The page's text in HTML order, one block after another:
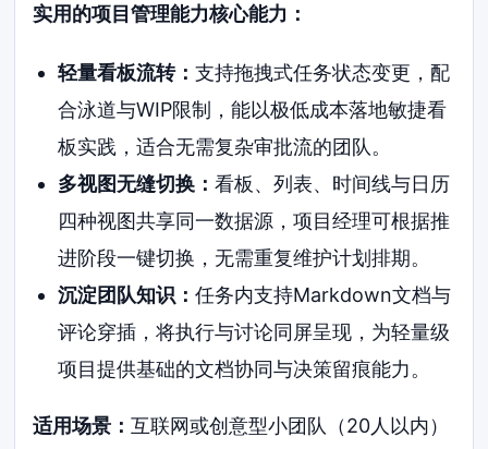
实用的项目管理能力核心能力：
轻量看板流转： 支持拖拽式任务状态变更，配
合泳道与WIP限制，能以极低成本落地敏捷看
板实践，适合无需复杂审批流的团队。
多视图无缝切换： 看板、列表、时间线与日历
四种视图共享同一数据源，项目经理可根据推
进阶段一键切换，无需重复维护计划排期。
沉淀团队知识： 任务内支持Markdown文档与
评论穿插，将执行与讨论同屏呈现，为轻量级
项目提供基础的文档协同与决策留痕能力。
适用场景：互联网或创意型小团队（20人以内）